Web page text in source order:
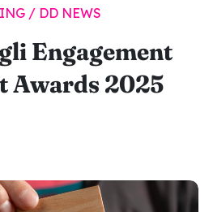
/ DD NEWS
Engagement
Awards 2025